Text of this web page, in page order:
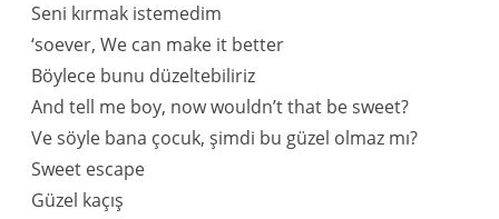
Seni kırmak istemedim
‘soever, We can make it better
Böylece bunu düzeltebiliriz
And tell me boy, now wouldn’t that be sweet?
Ve söyle bana çocuk, şimdi bu güzel olmaz mı?
Sweet escape
Güzel kaçış